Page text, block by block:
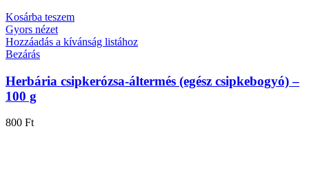
Kosárba teszem
Gyors nézet
Hozzáadás a kívánság listához
Bezárás
Herbária csipkerózsa-áltermés (egész csipkebogyó) –
100 g
800 Ft